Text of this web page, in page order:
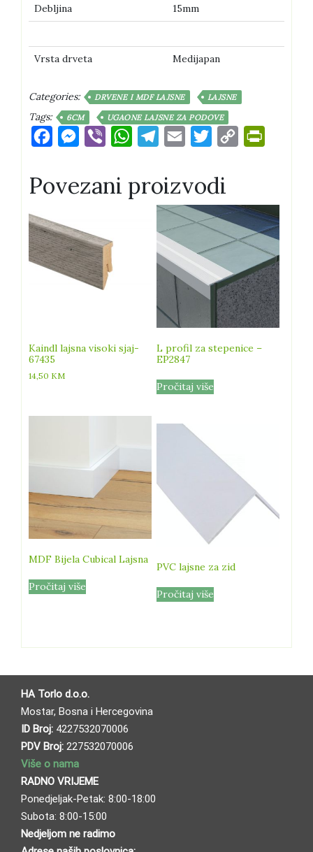
Debljina
15mm
Vrsta drveta Medijapan
Categories: DRVENE I MDF LAJSNE LAJSNE
Tags: 6CM UGAONE LAJSNE ZA PODOVE
FacebookMessenger
Viber WhatsAppTelegram
Email TwitterCopy
Povezani proizvodi
Kaindl lajsna visoki sjaj-
67435
14,50 KM
L profil za stepenice –
EP2847
Pročitaj više
MDF Bijela Cubical Lajsna
Pročitaj više
PVC lajsne za zid
Pročitaj više
HA Torlo d.o.o.
Mostar, Bosna i Hercegovina
ID Broj: 4227532070006
PDV Broj: 227532070006
Više o nama
RADNO VRIJEME
Ponedjeljak-Petak: 8:00-18:00
Subota: 8:00-15:00
Nedjeljom ne radimo